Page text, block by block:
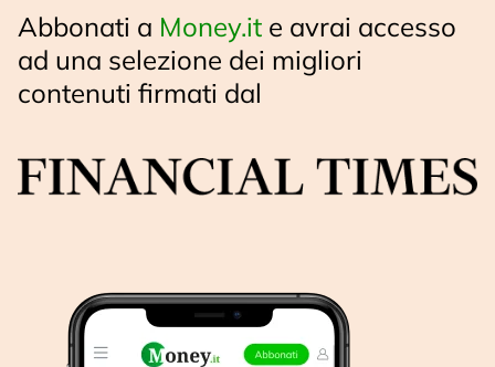
Abbonati a Money.it e avrai accesso
ad una selezione dei migliori
contenuti firmati dal